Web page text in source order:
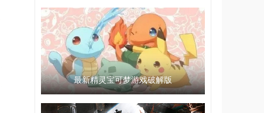
最新精灵宝可梦游戏破解版